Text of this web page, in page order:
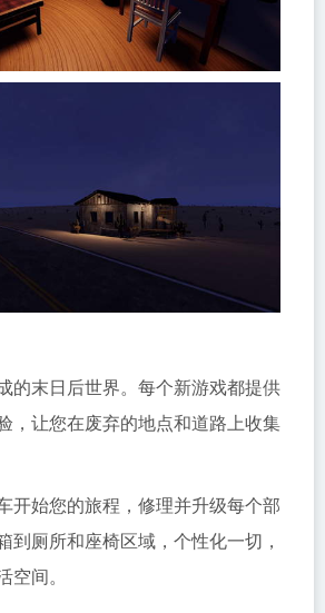
的末日后世界。每个新游戏都提供
，让您在废弃的地点和道路上收集
开始您的旅程，修理并升级每个部
到厕所和座椅区域，个性化一切，
空间。